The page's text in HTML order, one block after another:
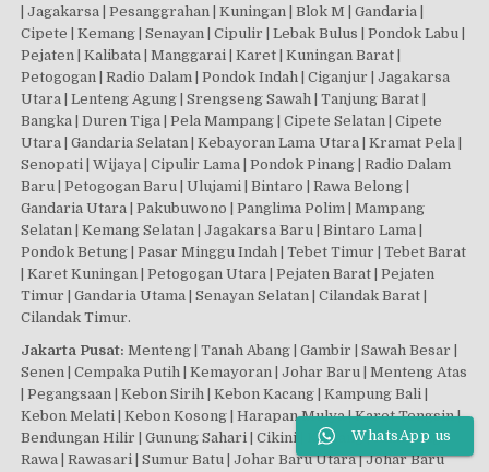
| Jagakarsa | Pesanggrahan | Kuningan | Blok M | Gandaria |
Cipete | Kemang | Senayan | Cipulir | Lebak Bulus | Pondok Labu |
Pejaten | Kalibata | Manggarai | Karet | Kuningan Barat |
Petogogan | Radio Dalam | Pondok Indah | Ciganjur | Jagakarsa
Utara | Lenteng Agung | Srengseng Sawah | Tanjung Barat |
Bangka | Duren Tiga | Pela Mampang | Cipete Selatan | Cipete
Utara | Gandaria Selatan | Kebayoran Lama Utara | Kramat Pela |
Senopati | Wijaya | Cipulir Lama | Pondok Pinang | Radio Dalam
Baru | Petogogan Baru | Ulujami | Bintaro | Rawa Belong |
Gandaria Utara | Pakubuwono | Panglima Polim | Mampang
Selatan | Kemang Selatan | Jagakarsa Baru | Bintaro Lama |
Pondok Betung | Pasar Minggu Indah | Tebet Timur | Tebet Barat
| Karet Kuningan | Petogogan Utara | Pejaten Barat | Pejaten
Timur | Gandaria Utama | Senayan Selatan | Cilandak Barat |
Cilandak Timur.
Jakarta Pusat: Menteng | Tanah Abang | Gambir | Sawah Besar |
Senen | Cempaka Putih | Kemayoran | Johar Baru | Menteng Atas
| Pegangsaan | Kebon Sirih | Kebon Kacang | Kampung Bali |
Kebon Melati | Kebon Kosong | Harapan Mulya | Karet Tengsin |
Bendungan Hilir | Gunung Sahari | Cikini | Kwitang | Kampung
Rawa | Rawasari | Sumur Batu | Johar Baru Utara | Johar Baru
WhatsApp us